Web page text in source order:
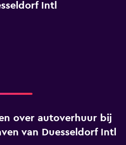
Intl
over autoverhuur bij
van Duesseldorf Intl